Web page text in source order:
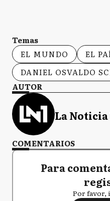
Temas
EL MUNDO
EL
DANIEL OSVALDO
AUTOR
La Noticia
COMENTARIOS
Para
Por favor,